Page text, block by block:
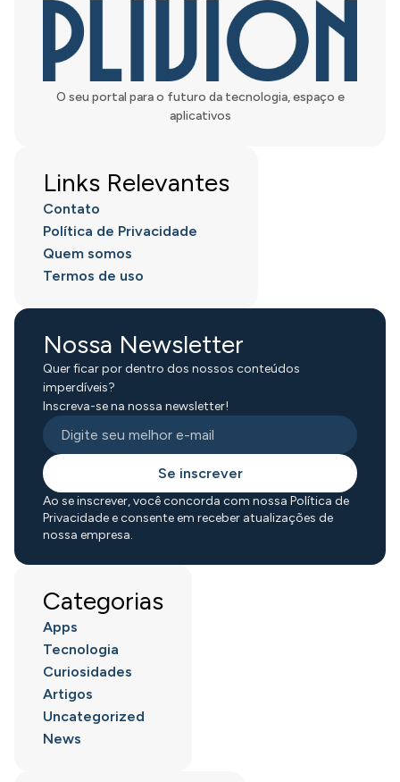
O seu portal para o futuro da tecnologia, espaço e
aplicativos
Links Relevantes
Contato
Política de Privacidade
Quem somos
Termos de uso
Nossa Newsletter
Quer ficar por dentro dos nossos conteúdos
imperdíveis?
Inscreva-se na nossa newsletter!
Se inscrever
Ao se inscrever, você concorda com nossa Política de
Privacidade e consente em receber atualizações de
nossa empresa.
Categorias
Apps
Tecnologia
Curiosidades
Artigos
Uncategorized
News